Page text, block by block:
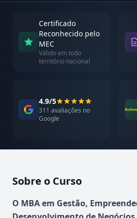
Certificado
Reconhecido pelo
MEC
Válido em todo
território nacional
4.9/5
311 avaliações no
Google
Sobre o Curso
Atualizado em abril de 2026
O MBA em Gestão,